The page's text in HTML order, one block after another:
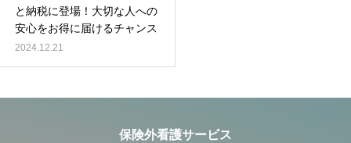
と納税に登場！大切な人への
安心をお得に届けるチャンス
2024.12.21
保険外看護サービス